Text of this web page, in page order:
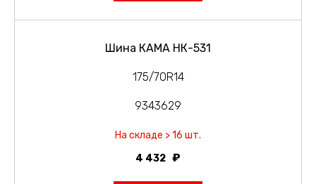
Шина КАМА НК-531
175/70R14
9343629
На складе > 16 шт.
4 432